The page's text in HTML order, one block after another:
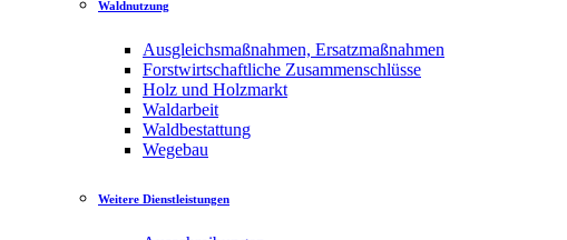
Waldnutzung
Ausgleichsmaßnahmen, Ersatzmaßnahmen
Forstwirtschaftliche Zusammenschlüsse
Holz und Holzmarkt
Waldarbeit
Waldbestattung
Wegebau
Weitere Dienstleistungen